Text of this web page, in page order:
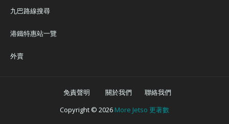
九巴路線搜尋
港鐵特惠站一覽
外賣
免責聲明 關於我們
聯絡我們
Copyright © 2026 More Jetso 更著數